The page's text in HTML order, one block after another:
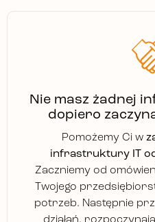
Nie masz żadnej
dopiero
Pomożemy Ci w
infrastruktury IT
Zaczniemy od
Twojego
potrzeb. Następnie